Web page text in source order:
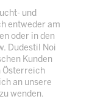
und
entweder am
oder in den
Dudestil Noi
Kunden
Österreich
an unsere
wenden.